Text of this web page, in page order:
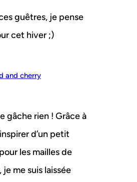
guêtres, je pense
cet hiver ;)
and cherry
gâche rien ! Grâce à
d’un petit
les mailles de
me suis laissée